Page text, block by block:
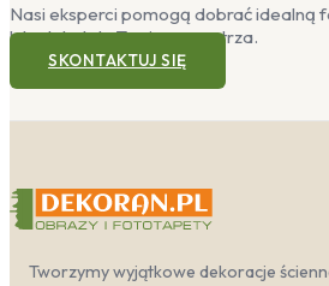
Nasi eksperci pomogą dobrać idealną
lub plakat do Twojego wnętrza.
SKONTAKTUJ SIĘ
Tworzymy wyjątkowe dekoracje